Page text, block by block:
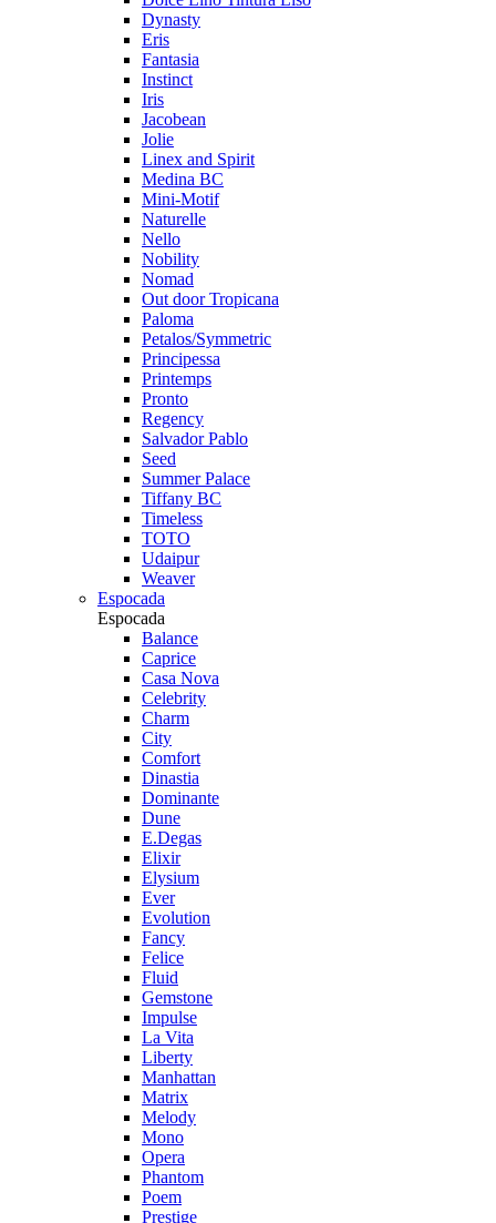
Dynasty
Eris
Fantasia
Instinct
Iris
Jacobean
Jolie
Linex and Spirit
Medina BC
Mini-Motif
Naturelle
Nello
Nobility
Nomad
Out door Tropicana
Paloma
Petalos/Symmetric
Principessa
Printemps
Pronto
Regency
Salvador Pablo
Seed
Summer Palace
Tiffany BC
Timeless
TOTO
Udaipur
Weaver
Espocada
Espocada
Balance
Caprice
Casa Nova
Celebrity
Charm
City
Comfort
Dinastia
Dominante
Dune
E.Degas
Elixir
Elysium
Ever
Evolution
Fancy
Felice
Fluid
Gemstone
Impulse
La Vita
Liberty
Manhattan
Matrix
Melody
Mono
Opera
Phantom
Poem
Prestige